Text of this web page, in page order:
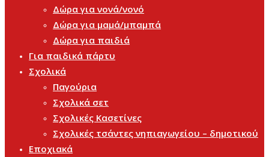
Δώρα για νονά/νονό
Δώρα για μαμά/μπαμπά
Δώρα για παιδιά
Για παιδικά πάρτυ
Σχολικά
Παγούρια
Σχολικά σετ
Σχολικές Κασετίνες
Σχολικές τσάντες νηπιαγωγείου – δημοτικού
Εποχιακά